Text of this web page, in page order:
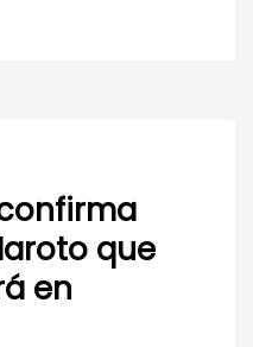
que
en